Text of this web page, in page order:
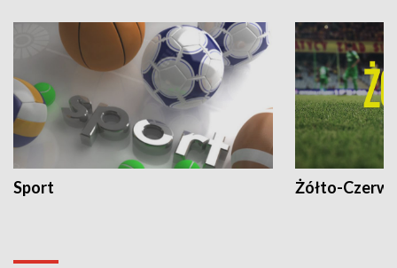
Sport Żółto-